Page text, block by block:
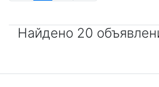
Найдено 20